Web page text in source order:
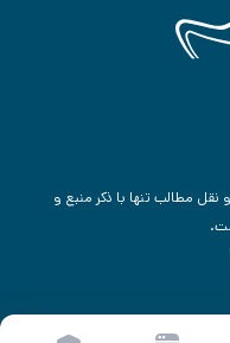
مطالب تنها با ذکر منبع و